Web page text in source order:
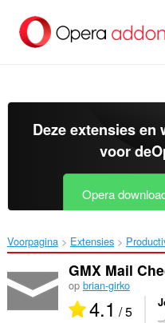
tekst
springen
Deze extensies en
voor de
Opera
Voorpagina Extensies
GMX Mail
op brian-girko
4.1 / 5